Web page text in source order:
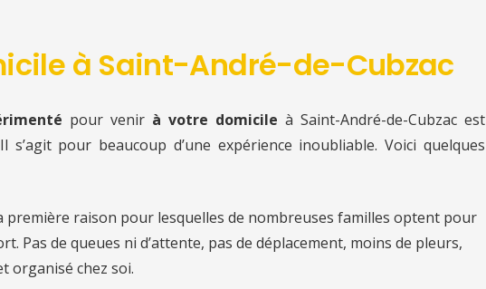
à Saint-André-de-Cubzac
pour venir à votre domicile à Saint-André-de-Cubzac est
pour beaucoup d’une expérience inoubliable. Voici quelques
première raison pour lesquelles de nombreuses familles optent pour
Pas de queues ni d’attente, pas de déplacement, moins de pleurs,
organisé chez soi.